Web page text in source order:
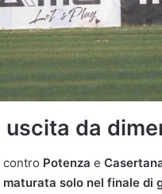
uscita da
contro Potenza e
solo nel finale di